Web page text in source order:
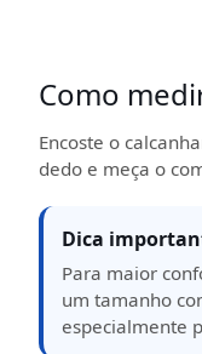
Como
Encoste o
dedo e meça o
Dica
Para maior
um tamanho
especialmente